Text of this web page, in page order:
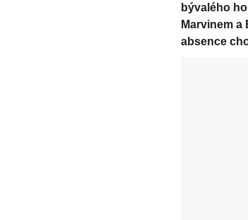
bývalého
Marvinem
absence